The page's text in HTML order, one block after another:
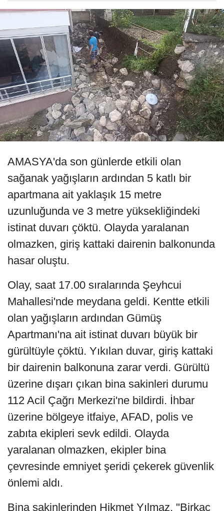
AMASYA'da son günlerde etkili olan
sağanak yağışların ardından 5 katlı bir
apartmana ait yaklaşık 15 metre
uzunluğunda ve 3 metre yüksekliğindeki
istinat duvarı çöktü. Olayda yaralanan
olmazken, giriş kattaki dairenin balkonunda
hasar oluştu.
Olay, saat 17.00 sıralarında Şeyhcui
Mahallesi'nde meydana geldi. Kentte etkili
olan yağışların ardından Gümüş
Apartmanı'na ait istinat duvarı büyük bir
gürültüyle çöktü. Yıkılan duvar, giriş kattaki
bir dairenin balkonuna zarar verdi. Gürültü
üzerine dışarı çıkan bina sakinleri durumu
112 Acil Çağrı Merkezi'ne bildirdi. İhbar
üzerine bölgeye itfaiye, AFAD, polis ve
zabıta ekipleri sevk edildi. Olayda
yaralanan olmazken, ekipler bina
çevresinde emniyet şeridi çekerek güvenlik
önlemi aldı.
Bina sakinlerinden Hikmet Yılmaz, "Birkaç